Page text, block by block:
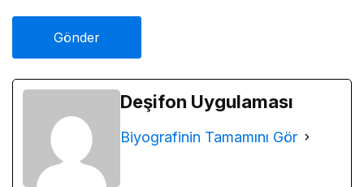
Deşifon Uygulaması
Biyografinin Tamamını Gör